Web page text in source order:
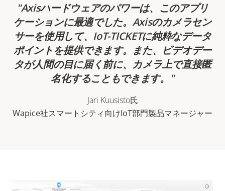
Axisハードウェアのパワーは、このアプリ
ケーションに最適でした。Axisのカメラセン
サーを使用して、IoT-TICKETに純粋なデータ
ポイントを提供できます。また、ビデオデー
タが人間の目に届く前に、カメラ上で直接匿
名化することもできます。
Jari Kuusisto氏
Wapice社スマートシティ向けIoT部門製品マネージャー